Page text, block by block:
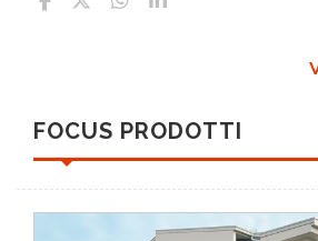
FOCUS PRODOTTI